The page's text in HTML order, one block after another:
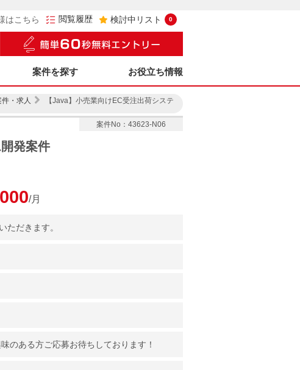
はこちら 閲覧履歴 検討中リスト 0
案件を探す お役立ち情報
・求人
【Java】小売業向けEC受注出荷システ
案件No：43623-N06
発案件
/月
ただきます。
のある方ご応募お待ちしております！